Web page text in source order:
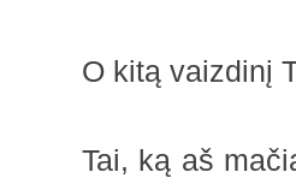
O kitą vaizdinį
Tai, ką aš